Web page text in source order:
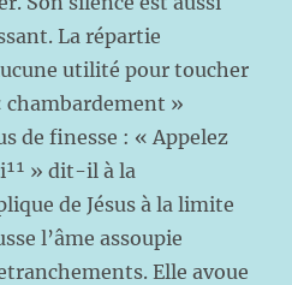
La répartie
utilité pour toucher
chambardement »
de finesse : « Appelez
» dit-il à la
de Jésus à la limite
l’âme assoupie
Elle avoue